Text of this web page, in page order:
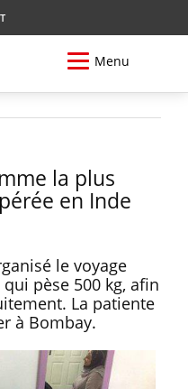
Menu
la plus
en Inde
le voyage
pèse 500 kg, afin
La patiente
à Bombay.